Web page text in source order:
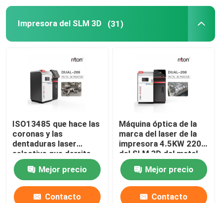
Impresora médica 3D
impresora del DLP 3d
Máquina de la sinterización del laser
Impresora automotriz 3D
Impresora del SLM 3D (31)
ISO13485 que hace las
coronas y las
dentaduras laser
selectivo que derrite
3d la impresora Dual
200
Mejor precio
Contacto
Máquina óptica de la
marca del laser de la
impresora 4.5KW 220V
del SLM 3D del metal
Mejor precio
Contacto